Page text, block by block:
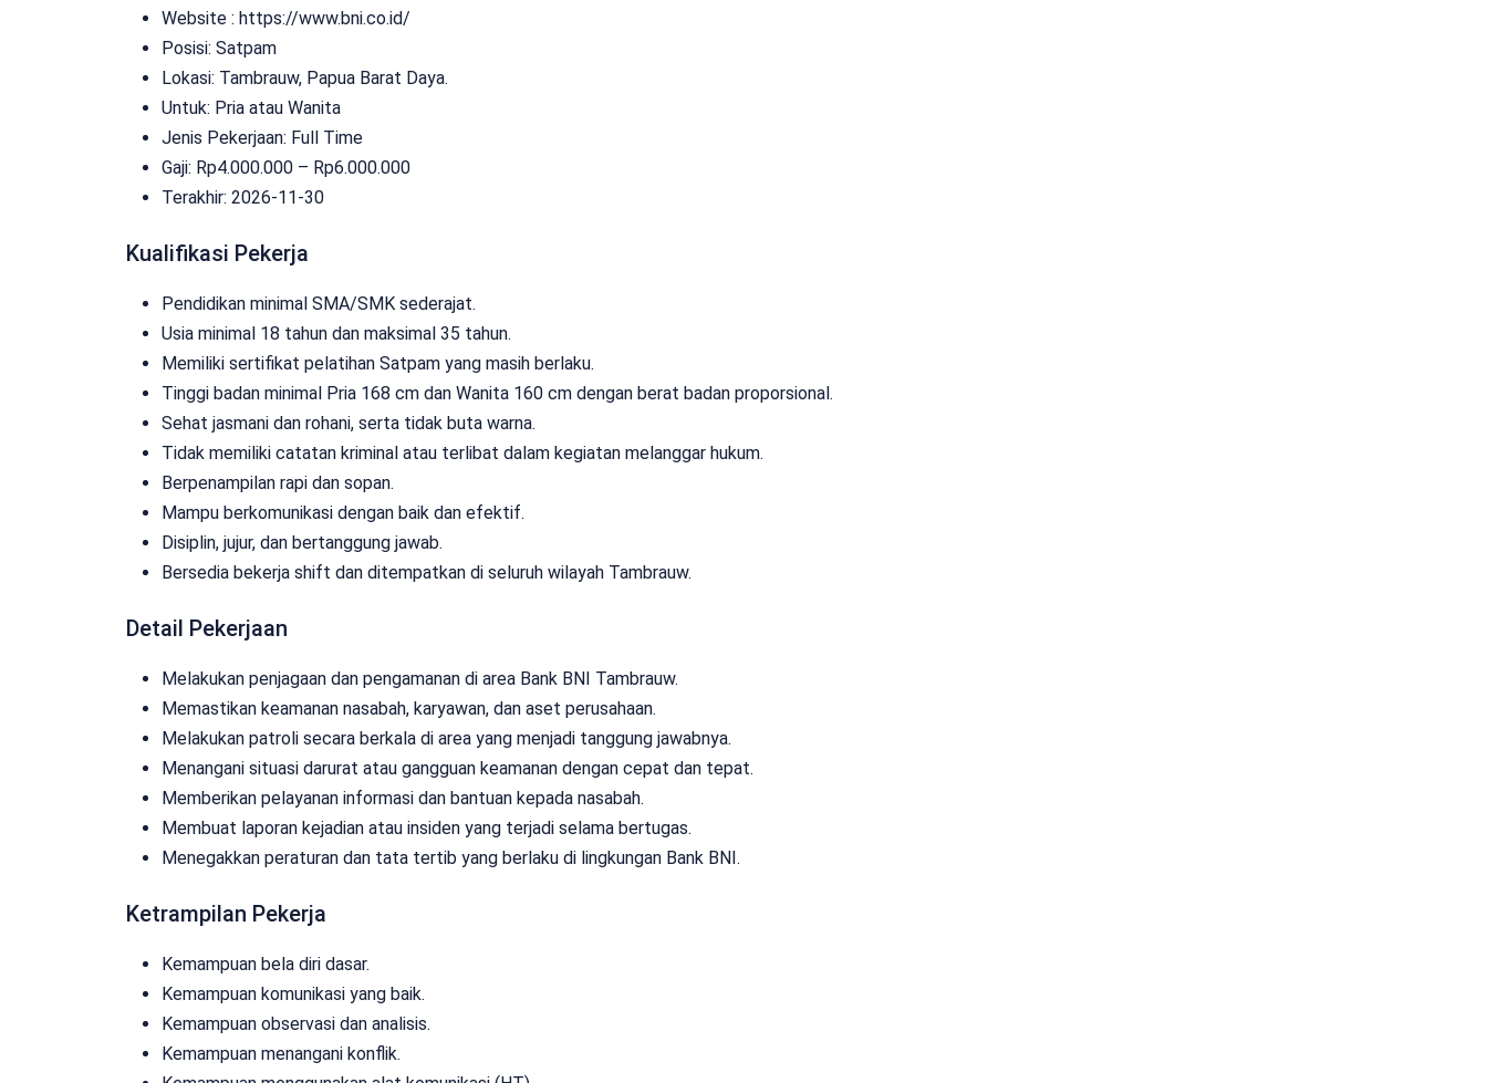
Website : https://www.bni.co.id/
Posisi: Satpam
Lokasi: Tambrauw, Papua Barat Daya.
Untuk: Pria atau Wanita
Jenis Pekerjaan: Full Time
Gaji: Rp4.000.000 – Rp6.000.000
Terakhir: 2026-11-30
Kualifikasi Pekerja
Pendidikan minimal SMA/SMK sederajat.
Usia minimal 18 tahun dan maksimal 35 tahun.
Memiliki sertifikat pelatihan Satpam yang masih berlaku.
Tinggi badan minimal Pria 168 cm dan Wanita 160 cm dengan berat badan proporsional.
Sehat jasmani dan rohani, serta tidak buta warna.
Tidak memiliki catatan kriminal atau terlibat dalam kegiatan melanggar hukum.
Berpenampilan rapi dan sopan.
Mampu berkomunikasi dengan baik dan efektif.
Disiplin, jujur, dan bertanggung jawab.
Bersedia bekerja shift dan ditempatkan di seluruh wilayah Tambrauw.
Detail Pekerjaan
Melakukan penjagaan dan pengamanan di area Bank BNI Tambrauw.
Memastikan keamanan nasabah, karyawan, dan aset perusahaan.
Melakukan patroli secara berkala di area yang menjadi tanggung jawabnya.
Menangani situasi darurat atau gangguan keamanan dengan cepat dan tepat.
Memberikan pelayanan informasi dan bantuan kepada nasabah.
Membuat laporan kejadian atau insiden yang terjadi selama bertugas.
Menegakkan peraturan dan tata tertib yang berlaku di lingkungan Bank BNI.
Ketrampilan Pekerja
Kemampuan bela diri dasar.
Kemampuan komunikasi yang baik.
Kemampuan observasi dan analisis.
Kemampuan menangani konflik.